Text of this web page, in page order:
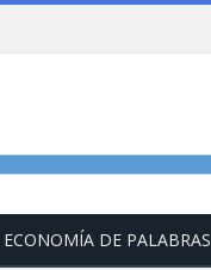
ECONOMÍA DE PALABRAS